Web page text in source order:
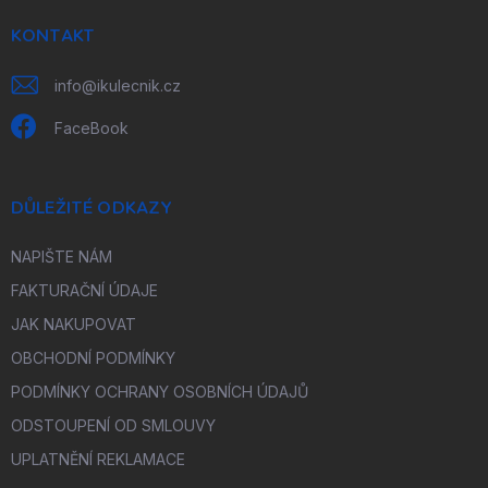
KONTAKT
info@ikulecnik.cz
FaceBook
DŮLEŽITÉ ODKAZY
NAPIŠTE NÁM
FAKTURAČNÍ ÚDAJE
JAK NAKUPOVAT
OBCHODNÍ PODMÍNKY
PODMÍNKY OCHRANY OSOBNÍCH ÚDAJŮ
ODSTOUPENÍ OD SMLOUVY
UPLATNĚNÍ REKLAMACE